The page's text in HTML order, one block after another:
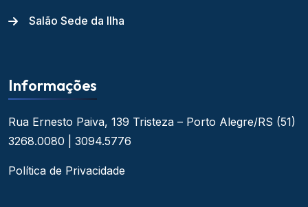
Salão Sede da Ilha
Informações
Rua Ernesto Paiva, 139 Tristeza – Porto Alegre/RS (51)
3268.0080 | 3094.5776
Política de Privacidade